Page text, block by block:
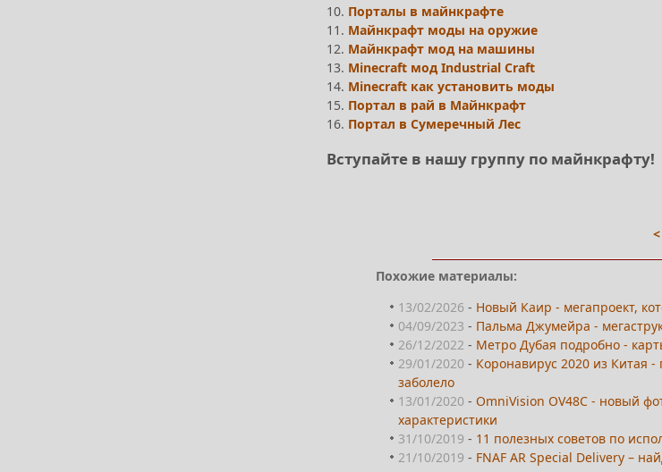
10. Порталы в майнкрафте
11. Майнкрафт моды на оружие
12. Майнкрафт мод на машины
13. Minecraft мод Industrial Craft
14. Minecraft как установить моды
15. Портал в рай в Майнкрафт
16. Портал в Сумеречный Лес
Вступайте в нашу группу по майнкрафту!
Похожие материалы:
13/02/2026 - Новый Каир - мегапроект,
04/09/2023 - Пальма Джумейра -
26/12/2022 - Метро Дубая подробно -
29/01/2020 - Коронавирус 2020 из Китая
заболело
13/01/2020 - OmniVision OV48C - новый
характеристики
31/10/2019 - 11 полезных советов по
21/10/2019 - FNAF AR Special Delivery –